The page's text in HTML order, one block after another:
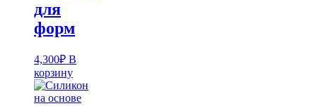
для
форм
4,300₽ В
корзину